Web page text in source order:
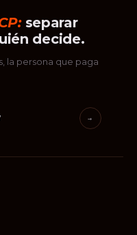
separar
decide.
la persona que paga
→